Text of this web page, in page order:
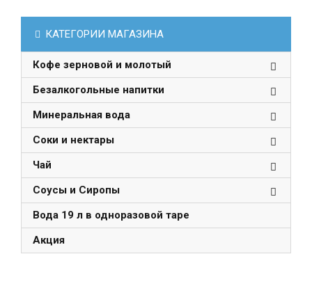
КАТЕГОРИИ МАГАЗИНА
Кофе зерновой и молотый
Безалкогольные напитки
Минеральная вода
Соки и нектары
Чай
Соусы и Сиропы
Вода 19 л в одноразовой таре
Акция